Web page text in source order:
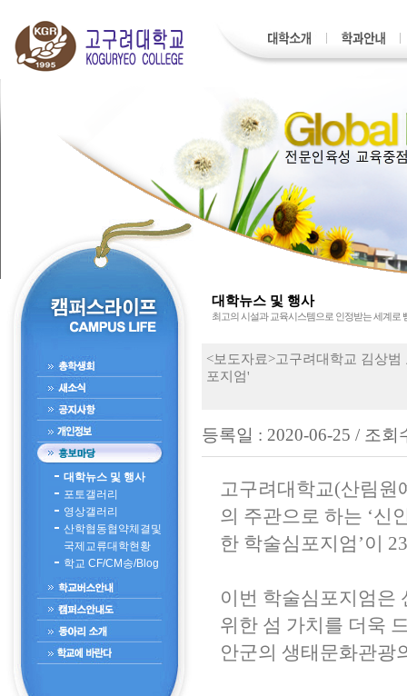
대학뉴스 및 행사
포토갤러리
영상갤러리
산학협동협약체결및
국제교류대학현황
학교 CF/CM송/Blog
대학뉴스 및 행사
최고의 시설과 교육시스템으로 인정받는 세계로
<보도자료>고구려대학교 김상
포지엄'
등록일 : 2020-06-25 / 조회
고구려대학교(산림원
의 주관으로 하는 ‘신
한 학술심포지엄 ’이 23
이번 학술심포지엄은
위한 섬 가치를 더욱
안군의 생태문화관광